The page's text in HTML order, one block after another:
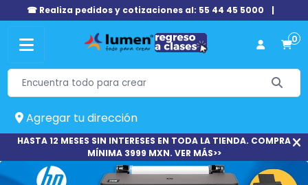
☎ Realiza pedidos y cotizaciones al: 55 44 45 5000 |
0
Agregar tu dirección
HASTA 12 MESES SIN INTERESES EN TODA LA TIENDA. COMPRA
MÍNIMA 3999 MXN. VER MÁS>>